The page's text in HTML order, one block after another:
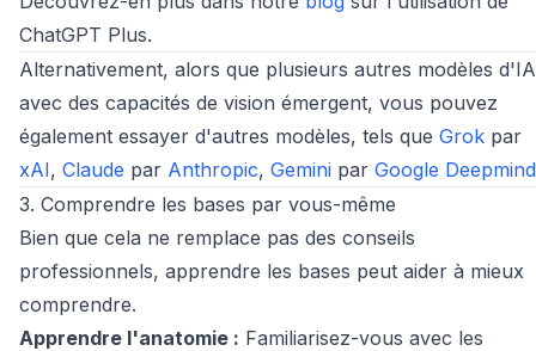
ChatGPT Plus.
Alternativement, alors que plusieurs autres modèles d'IA
avec des capacités de vision émergent, vous pouvez
également essayer d'autres modèles, tels que Grok par
xAI, Claude par Anthropic, Gemini par Google Deepmind
3. Comprendre les bases par vous-même
Bien que cela ne remplace pas des conseils
professionnels, apprendre les bases peut aider à mieux
comprendre.
Apprendre l'anatomie : Familiarisez-vous avec les